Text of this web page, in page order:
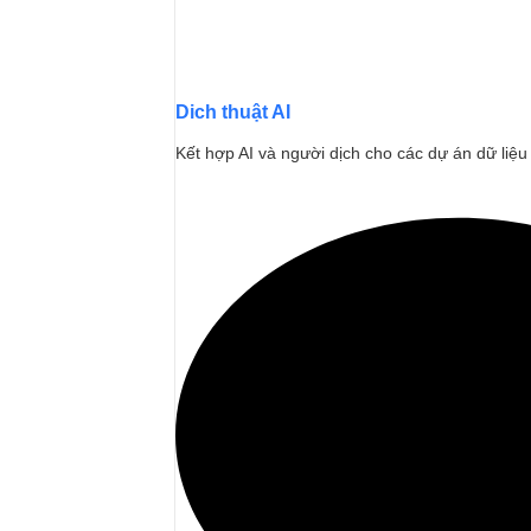
Dich thuật AI
Kết hợp AI và người dịch cho các dự án dữ